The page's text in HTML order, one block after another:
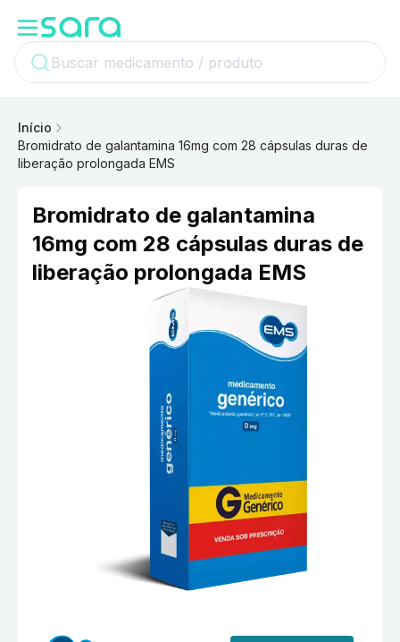
Início
Bromidrato de galantamina 16mg com 28 cápsulas duras de
liberação prolongada EMS
Bromidrato de galantamina
16mg com 28 cápsulas duras de
liberação prolongada EMS